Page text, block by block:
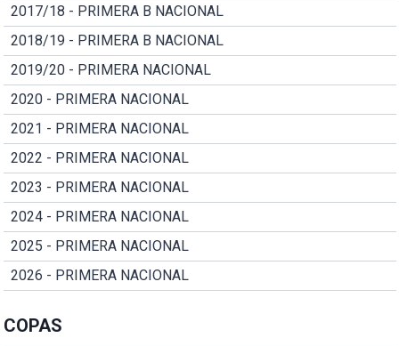
2017/18 - PRIMERA B NACIONAL
2018/19 - PRIMERA B NACIONAL
2019/20 - PRIMERA NACIONAL
2020 - PRIMERA NACIONAL
2021 - PRIMERA NACIONAL
2022 - PRIMERA NACIONAL
2023 - PRIMERA NACIONAL
2024 - PRIMERA NACIONAL
2025 - PRIMERA NACIONAL
2026 - PRIMERA NACIONAL
COPAS